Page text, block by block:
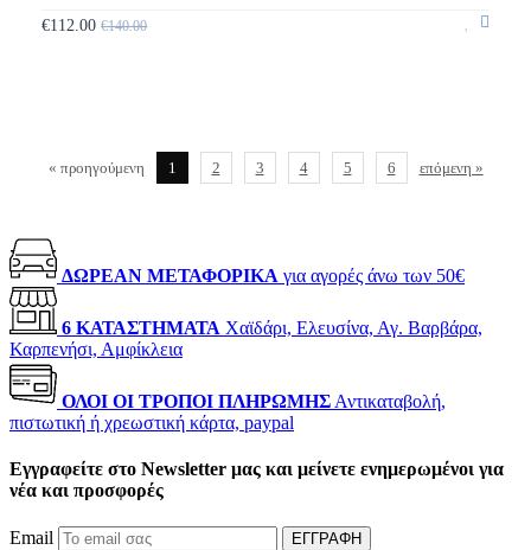
€112.00€140.00
« προηγούμενη 1 2 3 4 5 6 επόμενη »
ΔΩΡΕΑΝ ΜΕΤΑΦΟΡΙΚΑ για αγορές άνω των 50€
6 ΚΑΤΑΣΤΗΜΑΤΑ Χαϊδάρι, Ελευσίνα, Αγ. Βαρβάρα,
Καρπενήσι, Αμφίκλεια
ΟΛΟΙ ΟΙ ΤΡΟΠΟΙ ΠΛΗΡΩΜΗΣ Αντικαταβολή,
πιστωτική ή χρεωστική κάρτα, paypal
Εγγραφείτε στο Newsletter μας και μείνετε ενημερωμένοι για
νέα και προσφορές
Email ΕΓΓΡΑΦΗ